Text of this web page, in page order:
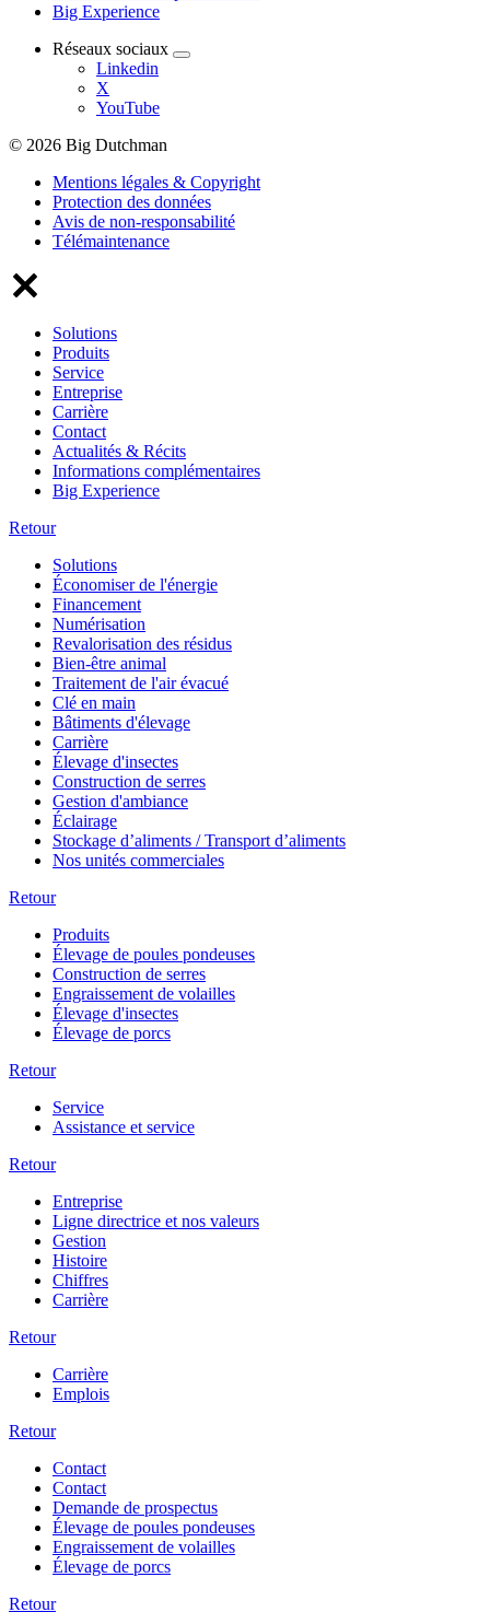
Big Experience
Réseaux sociaux
Linkedin
X
YouTube
© 2026 Big Dutchman
Mentions légales & Copyright
Protection des données
Avis de non-responsabilité
Télémaintenance
Solutions
Produits
Service
Entreprise
Carrière
Contact
Actualités & Récits
Informations complémentaires
Big Experience
Retour
Solutions
Économiser de l'énergie
Financement
Numérisation
Revalorisation des résidus
Bien-être animal
Traitement de l'air évacué
Clé en main
Bâtiments d'élevage
Carrière
Élevage d'insectes
Construction de serres
Gestion d'ambiance
Éclairage
Stockage d’aliments / Transport d’aliments
Nos unités commerciales
Retour
Produits
Élevage de poules pondeuses
Construction de serres
Engraissement de volailles
Élevage d'insectes
Élevage de porcs
Retour
Service
Assistance et service
Retour
Entreprise
Ligne directrice et nos valeurs
Gestion
Histoire
Chiffres
Carrière
Retour
Carrière
Emplois
Retour
Contact
Contact
Demande de prospectus
Élevage de poules pondeuses
Engraissement de volailles
Élevage de porcs
Retour